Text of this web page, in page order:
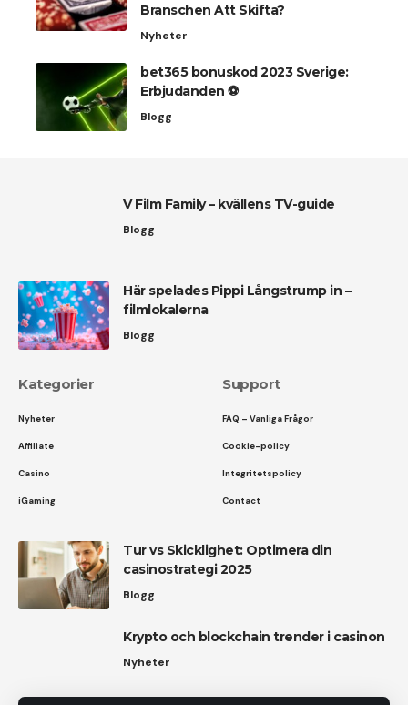
Branschen Att Skifta?
Nyheter
bet365 bonuskod 2023 Sverige:
Erbjudanden ⚽
Blogg
V Film Family – kvällens TV-guide
Blogg
Här spelades Pippi Långstrump in –
filmlokalerna
Blogg
Kategorier
Nyheter
Affiliate
Casino
iGaming
Support
FAQ – Vanliga Frågor
Cookie-policy
Integritetspolicy
Contact
Tur vs Skicklighet: Optimera din
casinostrategi 2025
Blogg
Krypto och blockchain trender i casinon
Nyheter